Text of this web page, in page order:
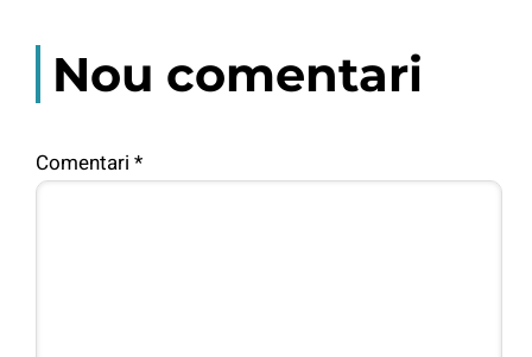
Nou comentari
Comentari *